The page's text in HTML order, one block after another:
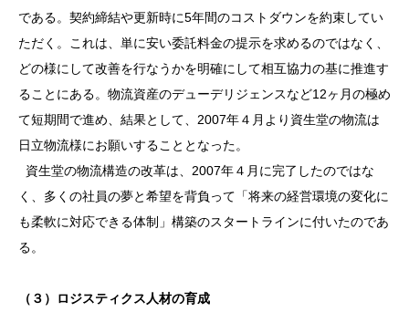
である。契約締結や更新時に5年間のコストダウンを約束してい
ただく。これは、単に安い委託料金の提示を求めるのではなく、
どの様にして改善を行なうかを明確にして相互協力の基に推進す
ることにある。物流資産のデューデリジェンスなど12ヶ月の極め
て短期間で進め、結果として、2007年４月より資生堂の物流は
日立物流様にお願いすることとなった。
資生堂の物流構造の改革は、2007年４月に完了したのではな
く、多くの社員の夢と希望を背負って「将来の経営環境の変化に
も柔軟に対応できる体制」構築のスタートラインに付いたのであ
る。
（３）ロジスティクス人材の育成